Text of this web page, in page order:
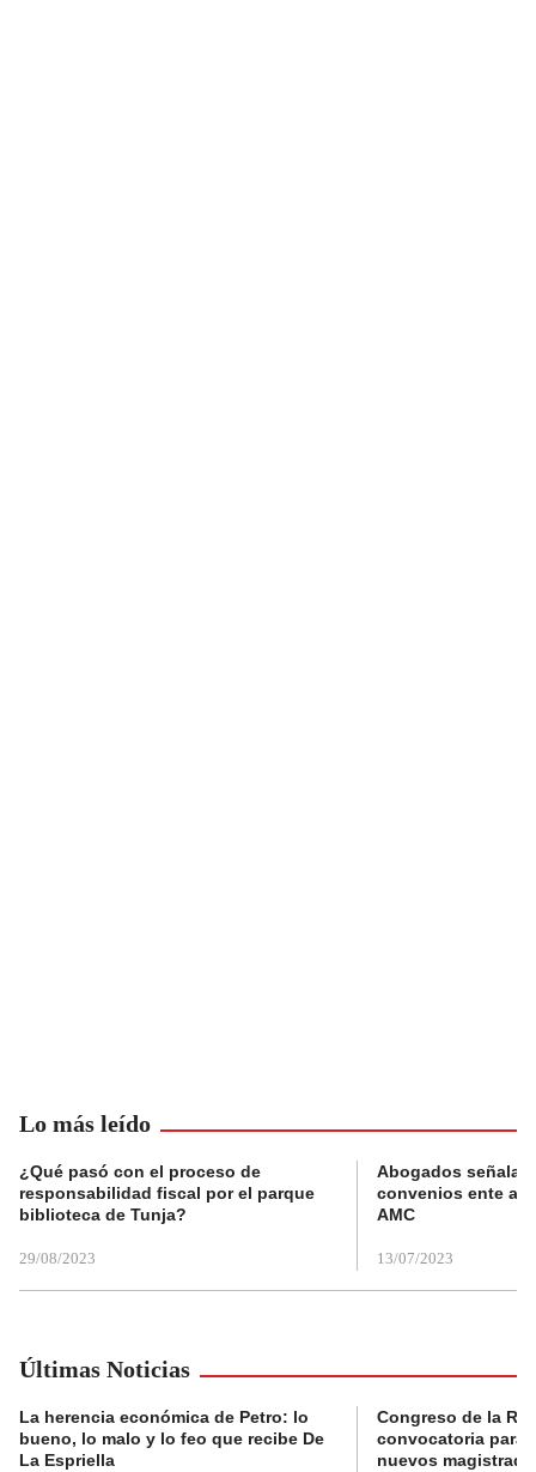
Lo más leído
¿Qué pasó con el proceso de
responsabilidad fiscal por el parque
biblioteca de Tunja?
29/08/2023
Abogados
convenios ente
AMC
13/07/2023
Últimas Noticias
La herencia económica de Petro: lo
bueno, lo malo y lo feo que recibe De
La Espriella
Congreso de la
convocatoria para
nuevos